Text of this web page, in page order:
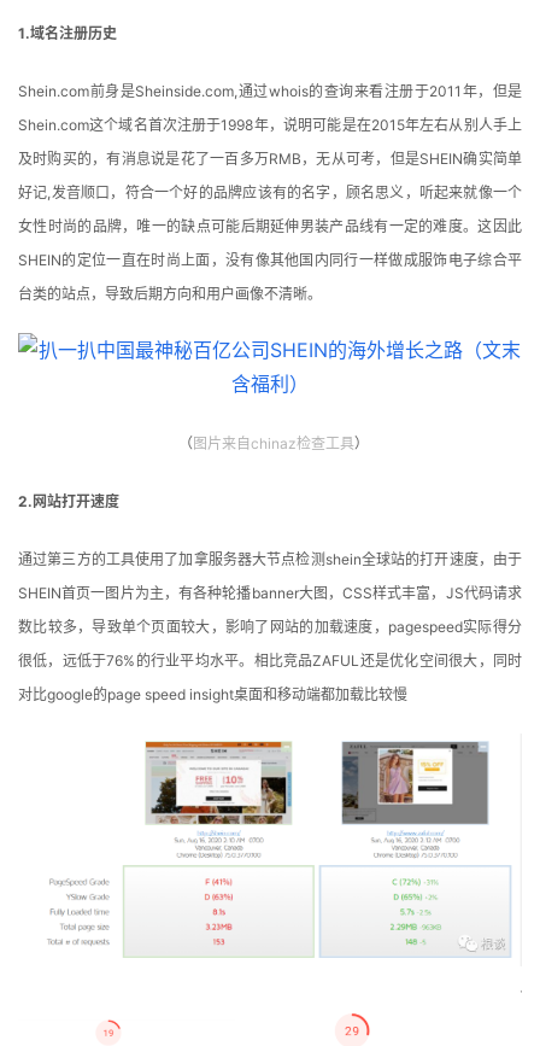
1.域名注册历史
Shein.com前身是Sheinside.com,通过whois的查询来看注册于2011年，但是
Shein.com这个域名首次注册于1998年，说明可能是在2015年左右从别人手上
及时购买的，有消息说是花了一百多万RMB，无从可考，但是SHEIN确实简单
好记,发音顺口，符合一个好的品牌应该有的名字，顾名思义，听起来就像一个
女性时尚的品牌，唯一的缺点可能后期延伸男装产品线有一定的难度。这因此
SHEIN的定位一直在时尚上面，没有像其他国内同行一样做成服饰电子综合平
台类的站点，导致后期方向和用户画像不清晰。
（ 图片来自chinaz检查工具）
2.网站打开速度
通过第三方的工具使用了加拿服务器大节点检测shein全球站的打开速度，由于
SHEIN首页一图片为主，有各种轮播banner大图，CSS样式丰富，JS代码请求
数比较多，导致单个页面较大，影响了网站的加载速度，pagespeed实际得分
很低，远低于76%的行业平均水平。相比竞品ZAFUL还是优化空间很大，同时
对比google的page speed insight桌面和移动端都加载比较慢